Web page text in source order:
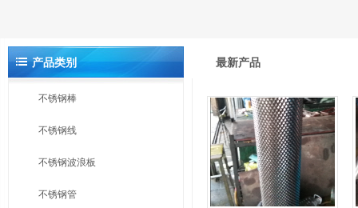
产品类别
不锈钢棒
不锈钢线
不锈钢波浪板
不锈钢管
最新产品